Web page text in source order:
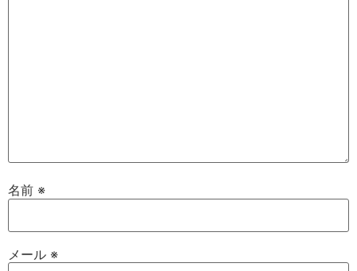
名前 ※
メール ※